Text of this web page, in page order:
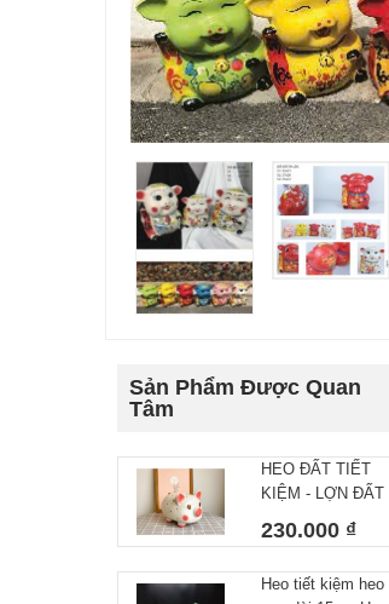
Sản Phẩm Được Quan
Tâm
HEO ĐẤT TIẾT
KIỆM - LỢN ĐẤT
GỐM SỨ BÁT
230.000 ₫
Heo tiết kiệm heo